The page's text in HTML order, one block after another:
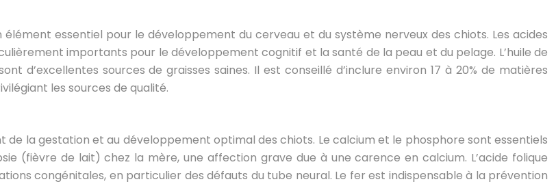
essentiel pour le développement du cerveau et du système nerveux des chiots. Les acides
importants pour le développement cognitif et la santé de la peau et du pelage. L’huile de
d’excellentes sources de graisses saines. Il est conseillé d’inclure environ 17 à 20% de matières
les sources de qualité.
de la gestation et au développement optimal des chiots. Le calcium et le phosphore sont essentiels
(fièvre de lait) chez la mère, une affection grave due à une carence en calcium. L’acide folique
congénitales, en particulier des défauts du tube neural. Le fer est indispensable à la prévention